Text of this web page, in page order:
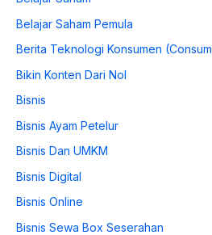
Belajar Saham Pemula
Berita Teknologi Konsumen
Bikin Konten Dari Nol
Bisnis
Bisnis Ayam Petelur
Bisnis Dan UMKM
Bisnis Digital
Bisnis Online
Bisnis Sewa Box Seserahan